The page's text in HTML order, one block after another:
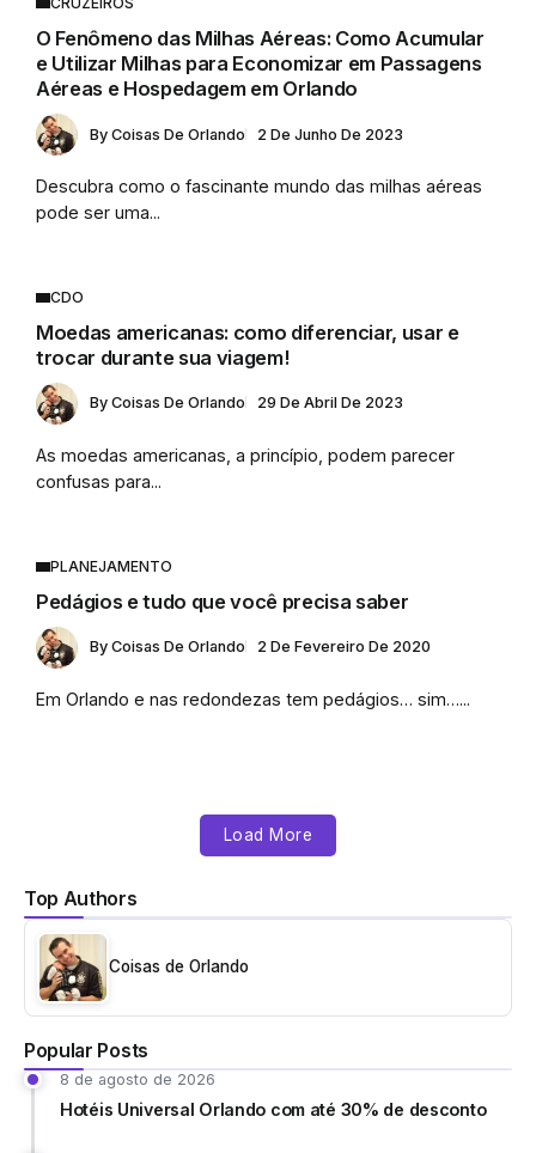
Top Authors
Coisas de Orlando
Popular Posts
8 de agosto de 2026
Hotéis Universal Orlando com até 30% de desconto
O Fenômeno das Milhas Aéreas: Como Acumular
e Utilizar Milhas para Economizar em Passagens
Aéreas e Hospedagem em Orlando
By Coisas De Orlando 2 De Junho De 2023
Descubra como o fascinante mundo das milhas aéreas
pode ser uma...
CDO
Moedas americanas: como diferenciar, usar e
trocar durante sua viagem!
By Coisas De Orlando 29 De Abril De 2023
As moedas americanas, a princípio, podem parecer
confusas para...
PLANEJAMENTO
Pedágios e tudo que você precisa saber
By Coisas De Orlando 2 De Fevereiro De 2020
Em Orlando e nas redondezas tem pedágios… sim…...
Load More